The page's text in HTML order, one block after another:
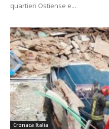
quartieri Ostiense e...
Cronaca Italia